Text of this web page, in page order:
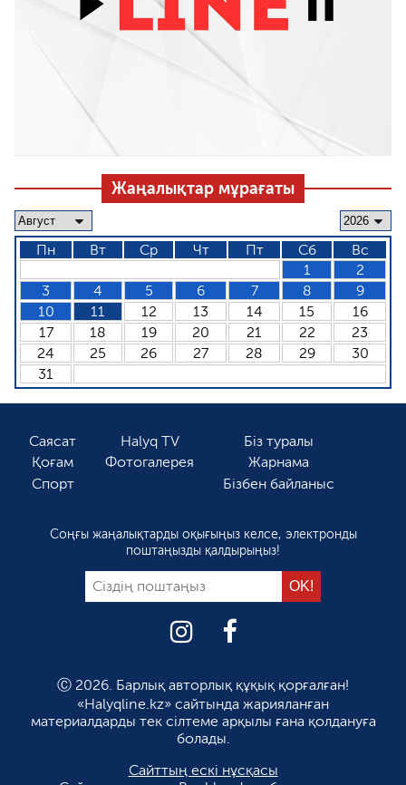
Жаңалықтар мұрағаты
Пн Вт Ср Чт Пт Сб
Вс
1
2
3
4 5 6 7 8
9
10
11 12 13 14 15
16
17
18 19 20 21 22
23
24
25 26 27 28 29
30
31
Саясат
Қоғам
Спорт
Halyq TV
Фотогалерея
Біз туралы
Жарнама
Бізбен байланыс
Соңғы жаңалықтарды оқығыңыз келсе, электронды
поштаңызды қалдырыңыз!
Ⓒ 2026. Барлық авторлық құқық қорғалған!
«Halyqline.kz» сайтында жарияланған
материалдарды тек сілтеме арқылы ғана қолдануға
болады.
Сайттың ескі нұсқасы